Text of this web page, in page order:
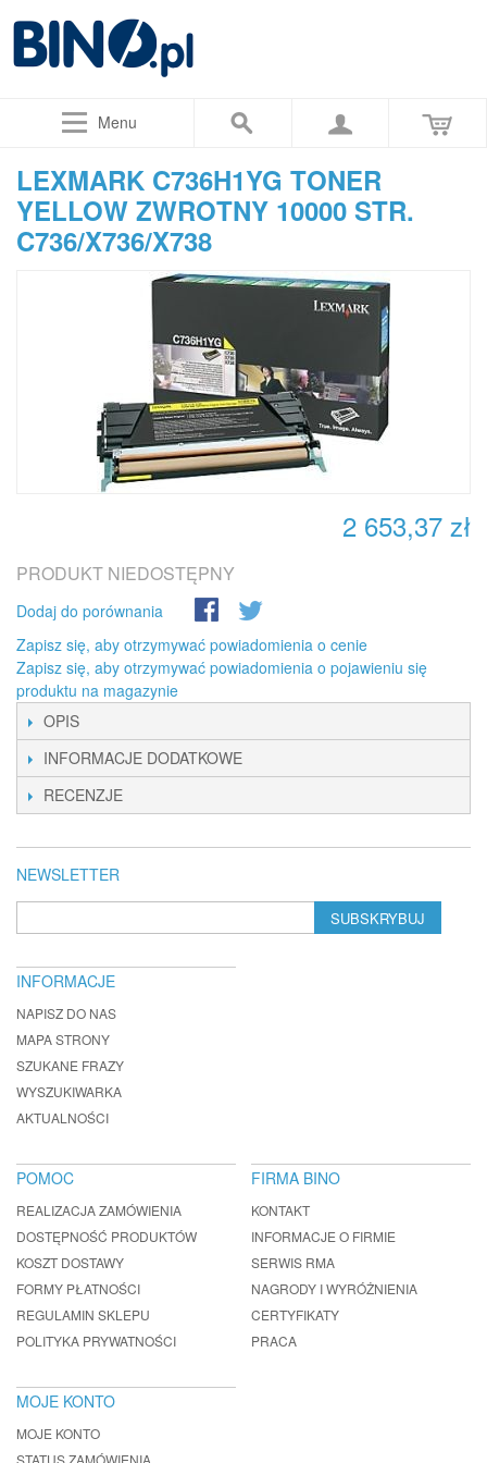
Menu
LEXMARK C736H1YG TONER
YELLOW ZWROTNY 10000 STR.
C736/X736/X738
2 653,37 zł
PRODUKT NIEDOSTĘPNY
Dodaj do porównania
Zapisz się, aby otrzymywać powiadomienia o cenie
Zapisz się, aby otrzymywać powiadomienia o pojawieniu się
produktu na magazynie
OPIS
INFORMACJE DODATKOWE
RECENZJE
NEWSLETTER
SUBSKRYBUJ
INFORMACJE
NAPISZ DO NAS
MAPA STRONY
SZUKANE FRAZY
WYSZUKIWARKA
AKTUALNOŚCI
POMOC
REALIZACJA ZAMÓWIENIA
DOSTĘPNOŚĆ PRODUKTÓW
KOSZT DOSTAWY
FORMY PŁATNOŚCI
REGULAMIN SKLEPU
POLITYKA PRYWATNOŚCI
FIRMA BINO
KONTAKT
INFORMACJE O FIRMIE
SERWIS RMA
NAGRODY I WYRÓŻNIENIA
CERTYFIKATY
PRACA
MOJE KONTO
MOJE KONTO
STATUS ZAMÓWIENIA